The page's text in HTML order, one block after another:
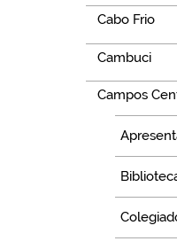
Cabo Frio
Cambuci
Campos